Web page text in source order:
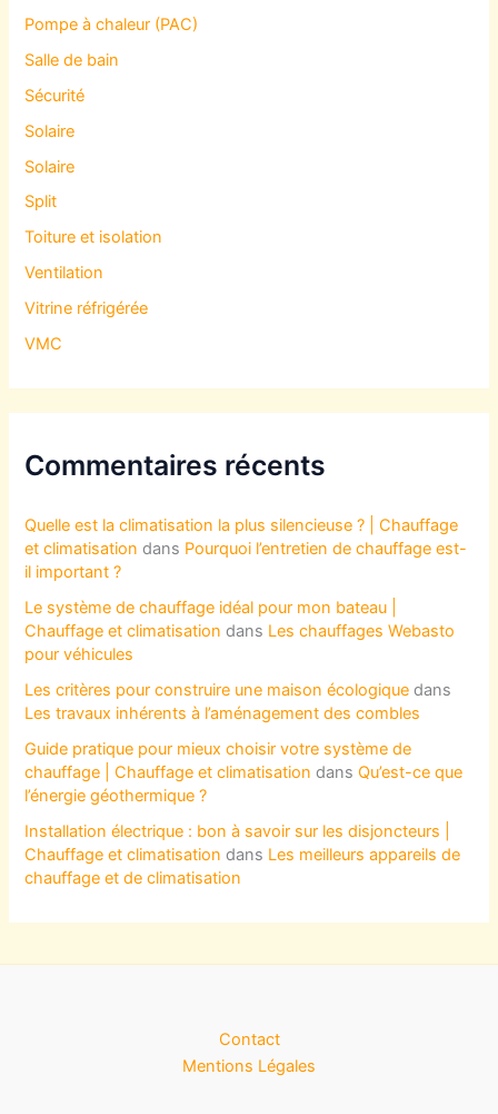
Pompe à chaleur (PAC)
Salle de bain
Sécurité
Solaire
Solaire
Split
Toiture et isolation
Ventilation
Vitrine réfrigérée
VMC
Commentaires récents
Quelle est la climatisation la plus silencieuse ? | Chauffage
et climatisation dans Pourquoi l’entretien de chauffage est-
il important ?
Le système de chauffage idéal pour mon bateau |
Chauffage et climatisation dans Les chauffages Webasto
pour véhicules
Les critères pour construire une maison écologique dans
Les travaux inhérents à l’aménagement des combles
Guide pratique pour mieux choisir votre système de
chauffage | Chauffage et climatisation dansQu’est-ce que
l’énergie géothermique ?
Installation électrique : bon à savoir sur les disjoncteurs |
Chauffage et climatisation dans Les meilleurs appareils de
chauffage et de climatisation
Contact
Mentions Légales